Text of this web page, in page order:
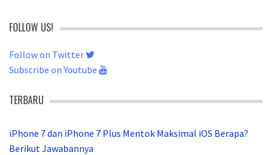
FOLLOW US!
Follow on Twitter
Subscribe on Youtube
TERBARU
iPhone 7 dan iPhone 7 Plus Mentok Maksimal iOS Berapa?
Berikut Jawabannya